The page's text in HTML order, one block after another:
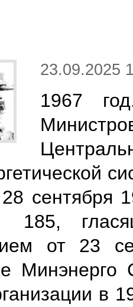
23.09.2025
1967
сентября
от 23
Минэнерго
в